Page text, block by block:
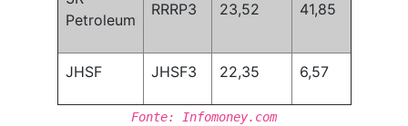
Petroleum
RRRP3 23,52 41,85
JHSF JHSF3 22,35 6,57
Fonte: Infomoney.com